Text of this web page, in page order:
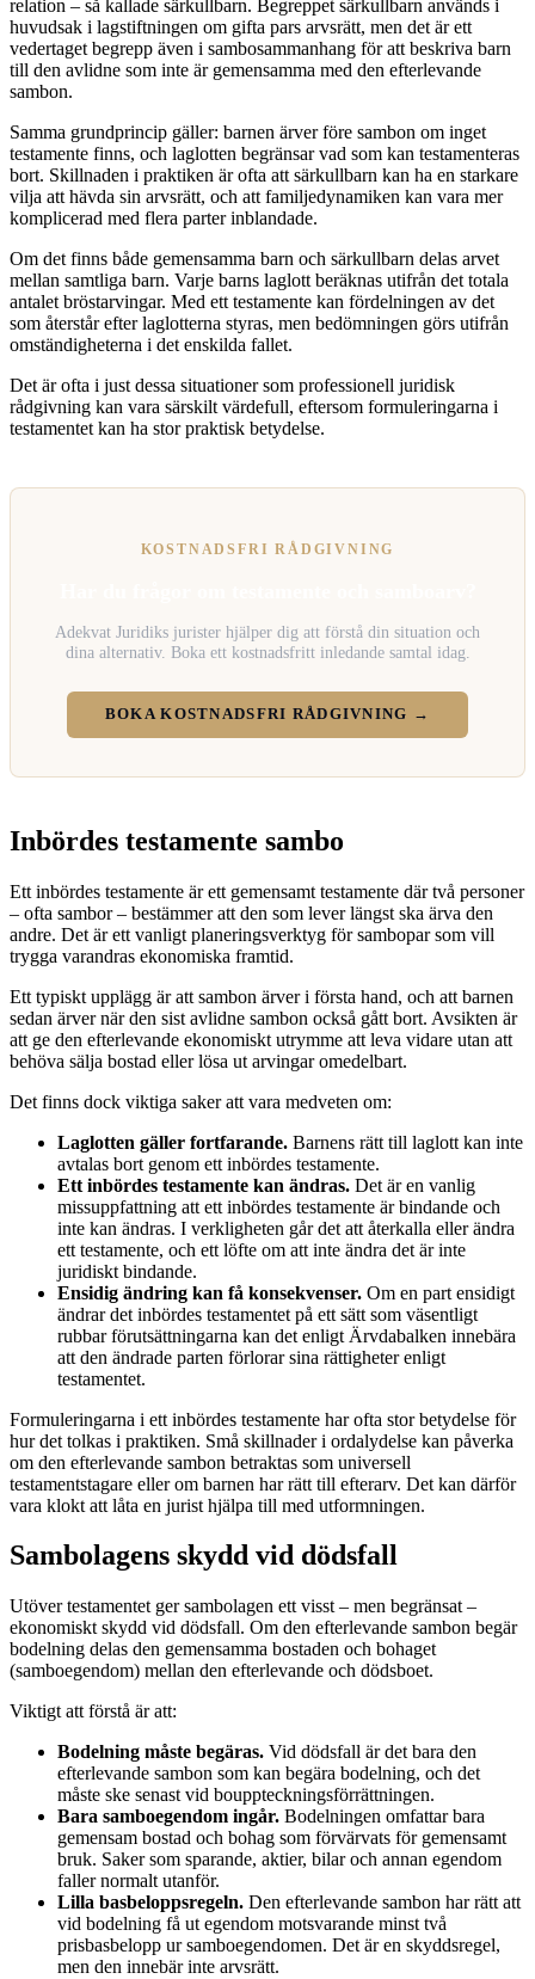
relation – så kallade särkullbarn. Begreppet särkullbarn används i
huvudsak i lagstiftningen om gifta pars arvsrätt, men det är ett
vedertaget begrepp även i sambosammanhang för att beskriva barn
till den avlidne som inte är gemensamma med den efterlevande
sambon.
Samma grundprincip gäller: barnen ärver före sambon om inget
testamente finns, och laglotten begränsar vad som kan testamenteras
bort. Skillnaden i praktiken är ofta att särkullbarn kan ha en starkare
vilja att hävda sin arvsrätt, och att familjedynamiken kan vara mer
komplicerad med flera parter inblandade.
Om det finns både gemensamma barn och särkullbarn delas arvet
mellan samtliga barn. Varje barns laglott beräknas utifrån det totala
antalet bröstarvingar. Med ett testamente kan fördelningen av det
som återstår efter laglotterna styras, men bedömningen görs utifrån
omständigheterna i det enskilda fallet.
Det är ofta i just dessa situationer som professionell juridisk
rådgivning kan vara särskilt värdefull, eftersom formuleringarna i
testamentet kan ha stor praktisk betydelse.
KOSTNADSFRI RÅDGIVNING
Adekvat Juridiks jurister hjälper dig att förstå din situation och
dina alternativ. Boka ett kostnadsfritt inledande samtal idag.
BOKA KOSTNADSFRI RÅDGIVNING →
Inbördes testamente sambo
Ett inbördes testamente är ett gemensamt testamente där två personer
– ofta sambor – bestämmer att den som lever längst ska ärva den
andre. Det är ett vanligt planeringsverktyg för sambopar som vill
trygga varandras ekonomiska framtid.
Ett typiskt upplägg är att sambon ärver i första hand, och att barnen
sedan ärver när den sist avlidne sambon också gått bort. Avsikten är
att ge den efterlevande ekonomiskt utrymme att leva vidare utan att
behöva sälja bostad eller lösa ut arvingar omedelbart.
Det finns dock viktiga saker att vara medveten om:
Laglotten gäller fortfarande. Barnens rätt till laglott kan inte
avtalas bort genom ett inbördes testamente.
Ett inbördes testamente kan ändras. Det är en vanlig
missuppfattning att ett inbördes testamente är bindande och
inte kan ändras. I verkligheten går det att återkalla eller ändra
ett testamente, och ett löfte om att inte ändra det är inte
juridiskt bindande.
Ensidig ändring kan få konsekvenser. Om en part ensidigt
ändrar det inbördes testamentet på ett sätt som väsentligt
rubbar förutsättningarna kan det enligt Ärvdabalken innebära
att den ändrade parten förlorar sina rättigheter enligt
testamentet.
Formuleringarna i ett inbördes testamente har ofta stor betydelse för
hur det tolkas i praktiken. Små skillnader i ordalydelse kan påverka
om den efterlevande sambon betraktas som universell
testamentstagare eller om barnen har rätt till efterarv. Det kan därför
vara klokt att låta en jurist hjälpa till med utformningen.
Sambolagens skydd vid dödsfall
Utöver testamentet ger sambolagen ett visst – men begränsat –
ekonomiskt skydd vid dödsfall. Om den efterlevande sambon begär
bodelning delas den gemensamma bostaden och bohaget
(samboegendom) mellan den efterlevande och dödsboet.
Viktigt att förstå är att:
Bodelning måste begäras. Vid dödsfall är det bara den
efterlevande sambon som kan begära bodelning, och det
måste ske senast vid bouppteckningsförrättningen.
Bara samboegendom ingår. Bodelningen omfattar bara
gemensam bostad och bohag som förvärvats för gemensamt
bruk. Saker som sparande, aktier, bilar och annan egendom
faller normalt utanför.
Lilla basbeloppsregeln. Den efterlevande sambon har rätt att
vid bodelning få ut egendom motsvarande minst två
prisbasbelopp ur samboegendomen. Det är en skyddsregel,
men den innebär inte arvsrätt.